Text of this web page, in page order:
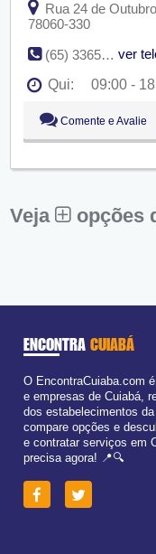
Rua 24 de
78060-330
(65) 3365-5614
ver
Qui:
09:00 -
Seg:
Ter:
09:00 -
Qua:
09:00 -
Sex:
09:00 -
Dom:
Fechado
Comente e Avalie
Veja opções
ENCONTRA CUIABÁ
O EncontraCuiaba.com
e empresas de Cuiabá,
dos estabelecimentos
compare opções e
e contratar serviços em
precisa agora! 📍🔍